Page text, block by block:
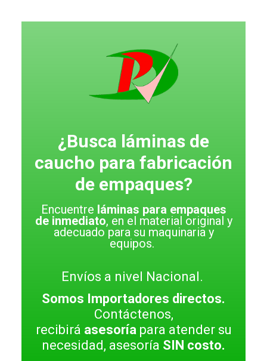
¿Busca láminas de
caucho para fabricación
de empaques?
Encuentre láminas para empaques
de inmediato, en el material original y
adecuado para su maquinaria y
equipos.
Envíos a nivel Nacional.
Somos Importadores directos.
Contáctenos,
recibirá asesoríapara atender su
necesidad, asesoría SIN costo.